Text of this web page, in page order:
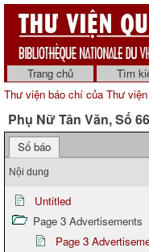
Trang chủ Tìm
Thư viện báo chí của Thư
Phụ Nữ Tân Văn, Số
Số báo
Nội dung
Untitled
Page 3 Advertisements
Page 3